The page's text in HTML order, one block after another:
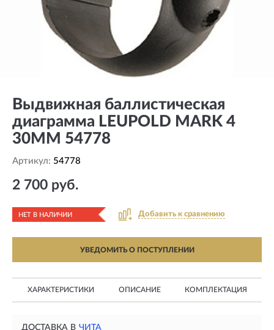
Выдвижная баллистическая
диаграмма LEUPOLD MARK 4
30MM 54778
Артикул: 54778
2 700 руб.
НЕТ В НАЛИЧИИ Добавить к сравнению
УВЕДОМИТЬ О ПОСТУПЛЕНИИ
ХАРАКТЕРИСТИКИ ОПИСАНИЕ КОМПЛЕКТАЦИЯ
ДОСТАВКА В ЧИТА